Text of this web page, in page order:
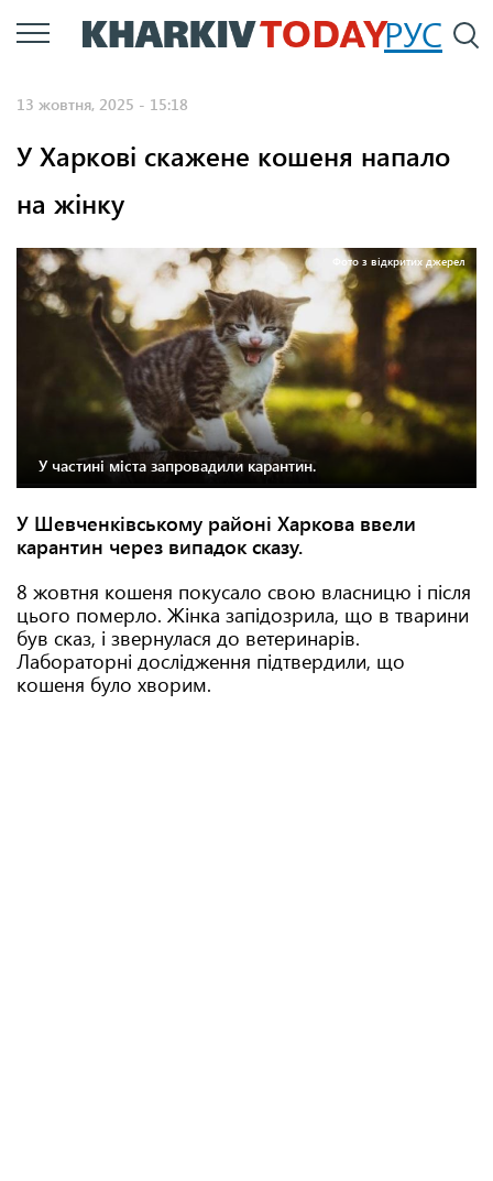
Перейти
до
РУС
13 жовтня, 2025 - 15:18
У Харкові скажене кошеня напало
на жінку
Фото з відкритих джерел
У частині міста запровадили карантин.
У Шевченківському районі Харкова ввели
карантин через випадок сказу.
8 жовтня кошеня покусало свою власницю і після
цього померло. Жінка запідозрила, що в тварини
був сказ, і звернулася до ветеринарів.
Лабораторні дослідження підтвердили, що
кошеня було хворим.